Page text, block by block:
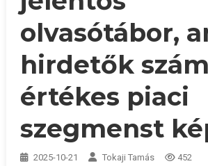
olvasótábor,
hirdetők
értékes piaci
szegmenst
2025-10-21 Tokaji Tamás 452